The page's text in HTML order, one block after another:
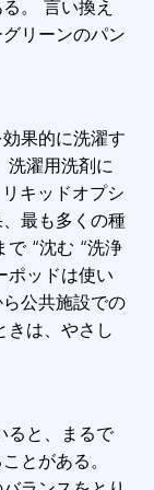
。 言い換え
リーンのパン
果的に洗濯す
洗濯用洗剤に
キッドオプシ
最も多くの種
で “沈む “洗浄
ポッドは使い
公共施設での
きは、やさし
ると、まるで
とがある。